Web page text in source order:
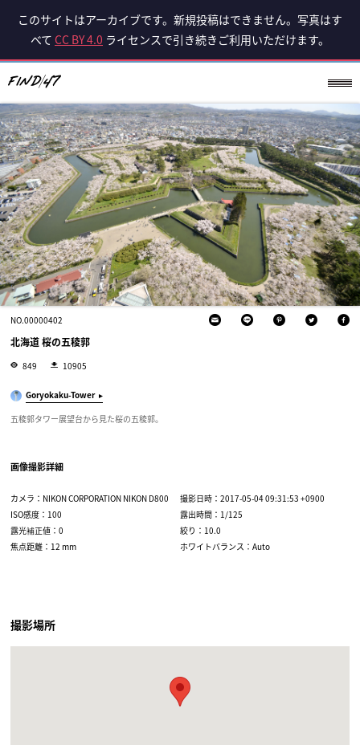
このサイトはアーカイブです。新規投稿はできません。写真はす
べて CC BY 4.0 ライセンスで引き続きご利用いただけます。
NO.00000402
北海道 桜の五稜郭
849 10905
Goryokaku-Tower
五稜郭タワー展望台から見た桜の五稜郭。
画像撮影詳細
カメラ：NIKON CORPORATION NIKON D800
撮影日時：2017-05-04 09:31:53 +0900
ISO感度：100
露出時間：1/125
露光補正値：0
絞り：10.0
焦点距離：12 mm
ホワイトバランス：Auto
撮影場所